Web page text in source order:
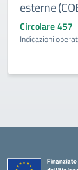
esterne
Circolare 457
Indicazioni